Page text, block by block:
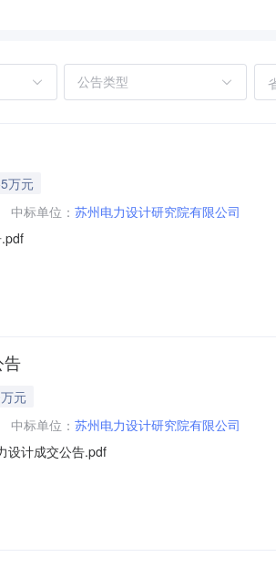
万元
中标单位： 苏州电力设计研究院有限公司
告
元
中标单位： 苏州电力设计研究院有限公司
设计成交公告.pdf